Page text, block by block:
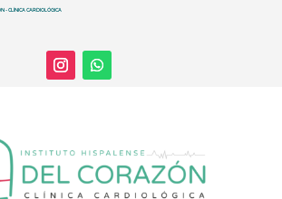
- CLÍNICA CARDIOLÓGICA